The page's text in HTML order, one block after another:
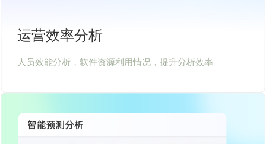
运营效率分析
人员效能分析，软件资源利用情况，提升分析效率